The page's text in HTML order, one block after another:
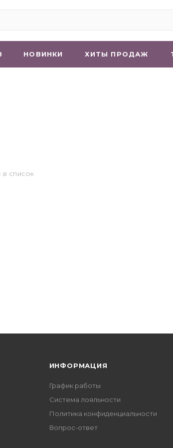
НОВИНКИ ХИТЫ ПРОДАЖ
В СПИСОК
ИНФОРМАЦИЯ
График работы
Система лояльности
Политика конфиденциальности
Вопрос-ответ